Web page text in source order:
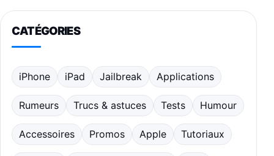
CATÉGORIES
iPhone iPad Jailbreak Applications
Rumeurs Trucs & astuces Tests Humour
Accessoires Promos Apple Tutoriaux